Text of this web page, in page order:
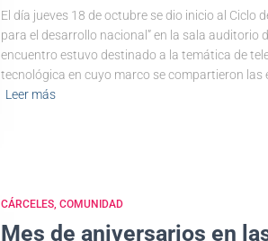
El día jueves 18 de octubre se dio inicio al Ciclo
para el desarrollo nacional” en la sala auditorio
encuentro estuvo destinado a la temática de
tecnológica en cuyo marco se compartieron las
Leer más
CÁRCELES COMUNIDAD
Mes de aniversarios en